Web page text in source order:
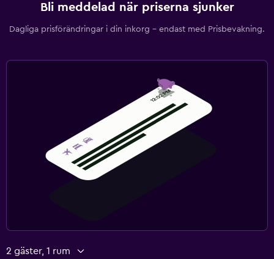
Bli meddelad när priserna sjunker
Dagliga prisförändringar i din inkorg – endast med Prisbevakning.
2 gäster, 1 rum